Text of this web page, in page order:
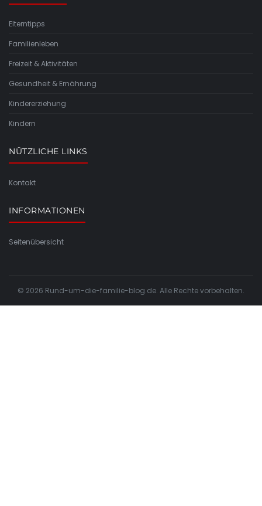
Elterntipps
Familienleben
Freizeit & Aktivitäten
Gesundheit & Ernährung
Kindererziehung
Kindern
NÜTZLICHE LINKS
Kontakt
INFORMATIONEN
Seitenübersicht
© 2026 Rund-um-die-familie-blog.de. Alle Rechte vorbehalten.